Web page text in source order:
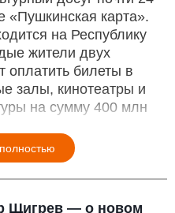
«Пушкинская карта».
на Республику
жители двух
оплатить билеты в
залы, кинотеатры и
на сумму 400 млн
Щигрев — о новом